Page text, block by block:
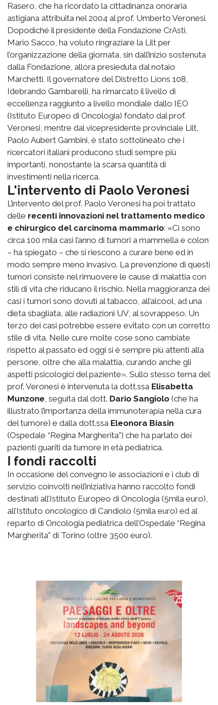
Rasero, che ha ricordato la cittadinanza onoraria
astigiana attribuita nel 2004 al prof. Umberto Veronesi.
Dopodiché il presidente della Fondazione CrAsti,
Mario Sacco, ha voluto ringraziare la Lilt per
l’organizzazione della giornata, sin dall’inizio sostenuta
dalla Fondazione, allora presieduta dal notaio
Marchetti. Il governatore del Distretto Lions 108,
Idebrando Gambarelli, ha rimarcato il livello di
eccellenza raggiunto a livello mondiale dallo IEO
(Istituto Europeo di Oncologia) fondato dal prof.
Veronesi, mentre dal vicepresidente provinciale Lilt,
Paolo Aubert Gambini, è stato sottolineato che i
ricercatori italiani producono studi sempre più
importanti, nonostante la scarsa quantità di
investimenti nella ricerca.
L'intervento di Paolo Veronesi
L’intervento del prof. Paolo Veronesi ha poi trattato
delle recenti innovazioni nel trattamento medico
e chirurgico del carcinoma mammario: «Ci sono
circa 100 mila casi l’anno di tumori a mammella e colon
– ha spiegato – che si riescono a curare bene ed in
modo sempre meno invasivo. La prevenzione di questi
tumori consiste nel rimuovere le cause di malattia con
stili di vita che riducano il rischio. Nella maggioranza dei
casi i tumori sono dovuti al tabacco, all’alcool, ad una
dieta sbagliata, alle radiazioni UV, al sovrappeso. Un
terzo dei casi potrebbe essere evitato con un corretto
stile di vita. Nelle cure molte cose sono cambiate
rispetto al passato ed oggi si è sempre più attenti alla
persone, oltre che alla malattia, curando anche gli
aspetti psicologici del paziente». Sullo stesso tema del
prof. Veronesi è intervenuta la dott.ssa Elisabetta
Munzone , seguita dal dott. Dario Sangiolo (che ha
illustrato l’importanza della immunoterapia nella cura
del tumore) e dalla dott.ssa Eleonora Biasin
(Ospedale “Regina Margherita”) che ha parlato dei
pazienti guariti da tumore in età pediatrica.
I fondi raccolti
In occasione del convegno le associazioni e i club di
servizio coinvolti nell’iniziativa hanno raccolto fondi
destinati all’Istituto Europeo di Oncologia (5mila euro),
all’Istituto oncologico di Candiolo (5mila euro) ed al
reparto di Oncologia pediatrica dell’Ospedale “Regina
Margherita” di Torino (oltre 3500 euro).